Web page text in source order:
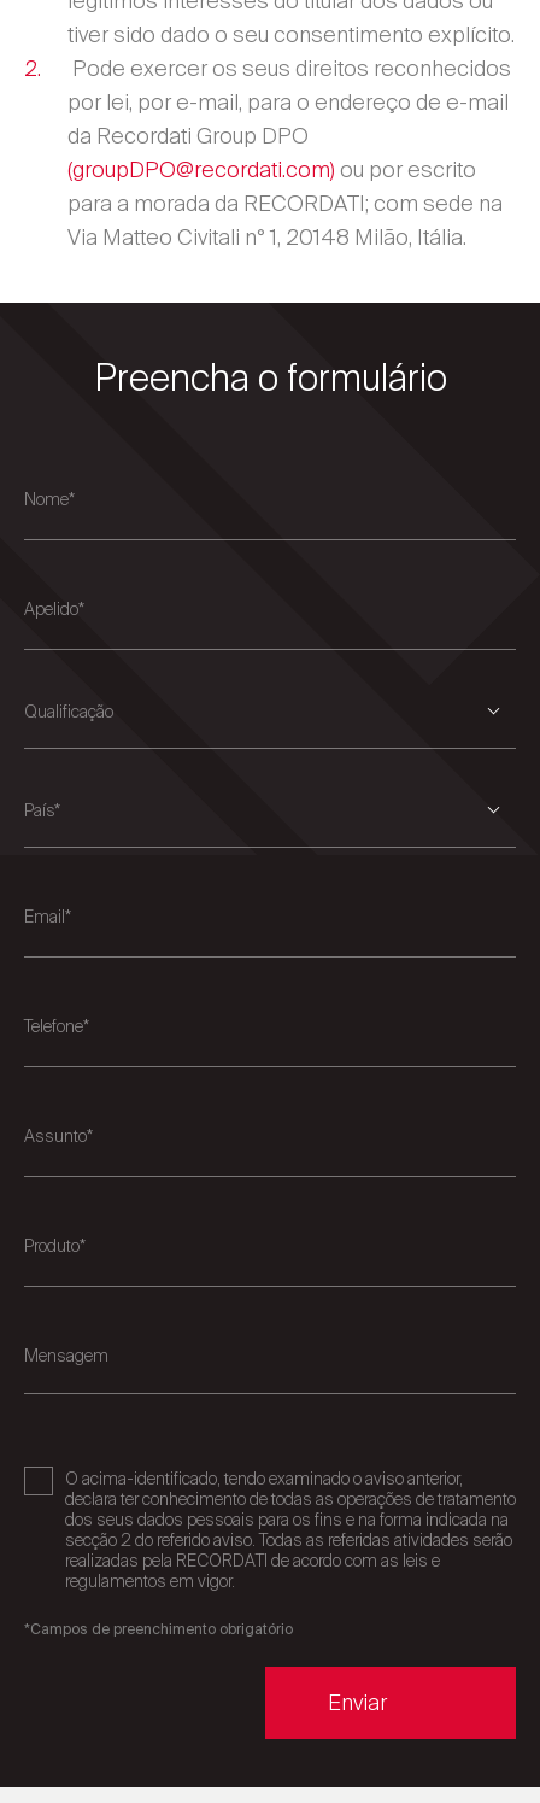
tiver sido dado o seu consentimento explícito.
Pode exercer os seus direitos reconhecidos
por lei, por e-mail, para o endereço de e-mail
da Recordati Group DPO
(groupDPO@recordati.com) ou por escrito
para a morada da RECORDATI; com sede na
Via Matteo Civitali n° 1, 20148 Milão, Itália.
Preencha o formulário
Nome*
Apelido*
Qualificação
País*
Email*
Telefone*
Assunto*
Produto*
Mensagem
O acima-identificado, tendo examinado o aviso anterior,
declara ter conhecimento de todas as operações de tratamento
dos seus dados pessoais para os fins e na forma indicada na
secção 2 do referido aviso. Todas as referidas atividades serão
realizadas pela RECORDATI de acordo com as leis e
regulamentos em vigor.
*Campos de preenchimento obrigatório
Enviar